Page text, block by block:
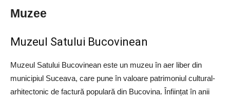
Muzee
Muzeul Satului Bucovinean
Muzeul Satului Bucovinean este un muzeu în aer liber din
municipiul Suceava, care pune în valoare patrimoniul cultural-
arhitectonic de factură populară din Bucovina. Înființat în anii